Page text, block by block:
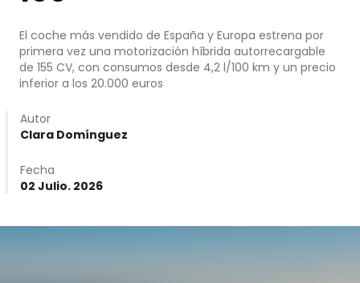
El coche más vendido de España y Europa estrena por
primera vez una motorización híbrida autorrecargable
de 155 CV, con consumos desde 4,2 l/100 km y un precio
inferior a los 20.000 euros
Autor
Clara Domínguez
Fecha
02 Julio. 2026